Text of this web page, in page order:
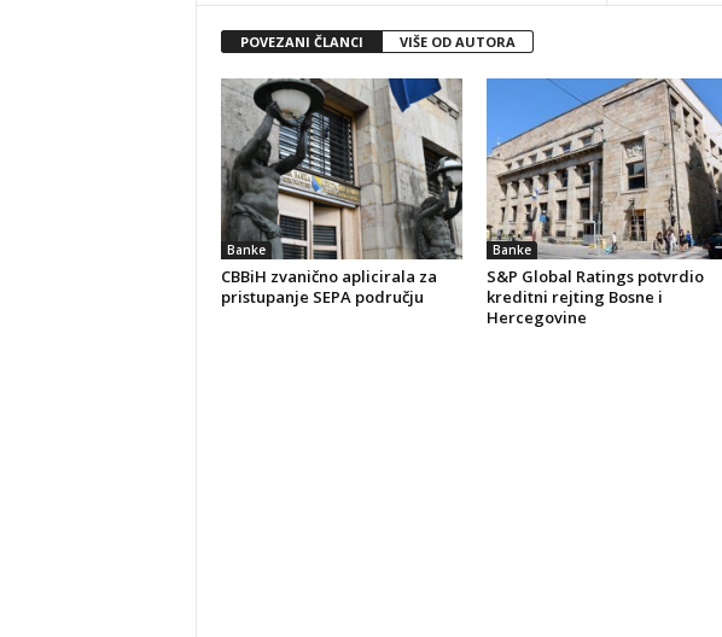
POVEZANI ČLANCI VIŠE OD AUTORA
Banke
CBBiH zvanično aplicirala za
pristupanje SEPA području
Banke
S&P Global Ratings potvrdio
kreditni rejting Bosne i
Hercegovine